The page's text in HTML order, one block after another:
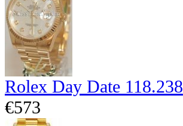
Rolex Day Date 118.238
€573